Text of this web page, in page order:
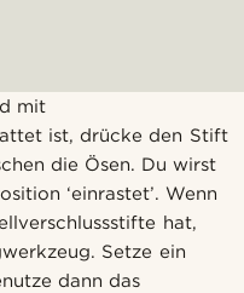
mit
ist, drücke den Stift
die Ösen. Du wirst
‘einrastet’. Wenn
hat,
Setze ein
dann das